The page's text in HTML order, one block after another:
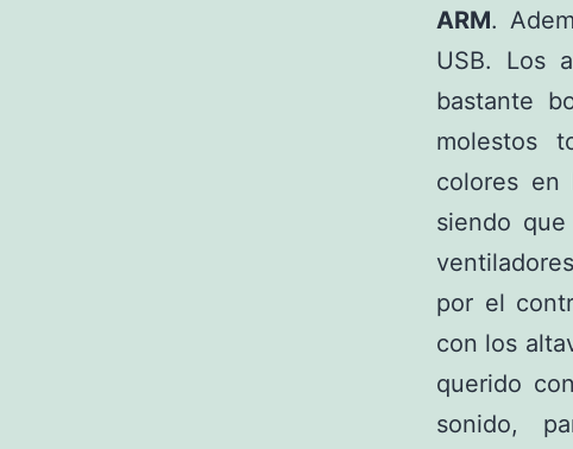
ARM.
USB. Los
bastante
molestos
colores en
siendo
por el
con los
querido
sonido,